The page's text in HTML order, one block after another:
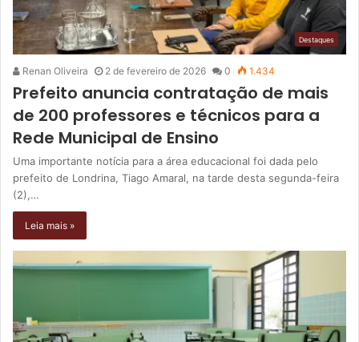
Destaques
Renan Oliveira 2 de fevereiro de 2026 0 1.434
Prefeito anuncia contratação de mais
de 200 professores e técnicos para a
Rede Municipal de Ensino
Uma importante notícia para a área educacional foi dada pelo
prefeito de Londrina, Tiago Amaral, na tarde desta segunda-feira
(2),…
Leia mais »